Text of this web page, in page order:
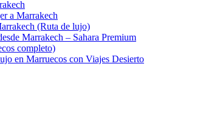
a Marrakech
(Ruta de lujo)
Marrakech – Sahara Premium
completo)
en Marruecos con Viajes Desierto